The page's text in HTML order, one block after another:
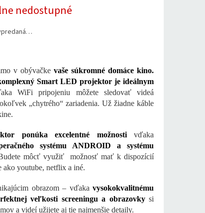
nedostupné
v obývačke vaše súkromné domáce kino.
Smart LED projektor je ideálnym
WiFi pripojeniu môžete sledovať videá
„chytrého“ zariadenia. Už žiadne káble
ponúka excelentné možnosti
vďaka
systému ANDROID a systému
môcť využiť možnosť mať k dispozícií
ako youtube, netflix a iné.
obrazom – vďaka vysokokvalitnému
veľkosti screeningu a obrazovkysi
a videí užijete aj tie najmenšie detaily.